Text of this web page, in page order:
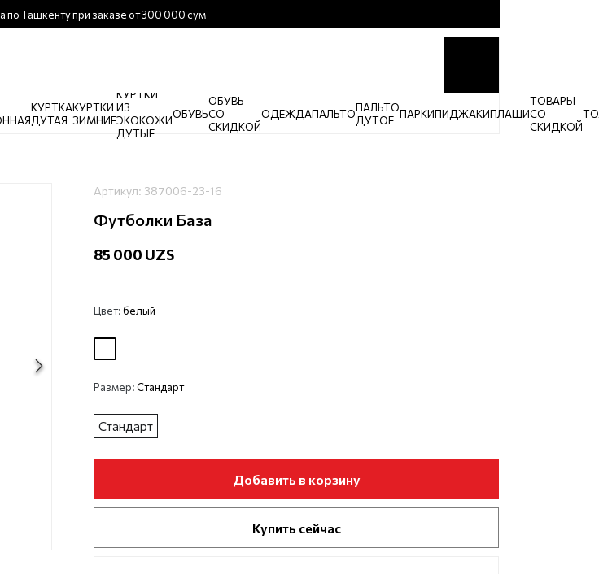
по Ташкенту при заказе от 300 000 сум
КУРТКА
ДУТАЯ
КУРТКИ
ЗИМНИЕ
КУРТКИ
ИЗ
ЭКОКОЖИ
ДУТЫЕ
ОБУВЬ
ОБУВЬ
СО
СКИДКОЙ
ОДЕЖДАПАЛЬТОПАЛЬТО
ДУТОЕ ПАРКИПИДЖАКИПЛАЩИ
ТОВАРЫ
СО
СКИДКОЙ
Артикул: 387006-23-16
Футболки База
85 000 UZS
Цвет:белый
Размер:Стандарт
Стандарт
Добавить в корзину
Купить сейчас